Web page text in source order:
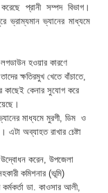
প্রানী সম্পদ বিভাগ।
ভ্রাম্যমান ভ্যানের মাধ্যমে
হওয়ার কারণে
ক্ষতিরমুখ খেতে বাঁচাতে,
কাছেই কেনার সুযোগ করে
মাধ্যমে মুরগী, ডিম ও
অব্যাহত রাখার চেষ্টা
উদ্বোধন করেন, উপজেলা
কমিশনার (ভূমি)
ডা. কাওসার আলী,